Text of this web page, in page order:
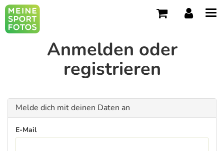
Anmelden oder
registrieren
Melde dich mit deinen Daten an
E-Mail